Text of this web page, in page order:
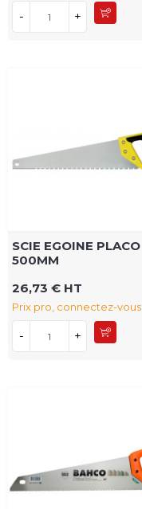
- +
SCIE EGOINE PLACO
500MM
26,73 € HT
Prix pro, connectez-vous
- +